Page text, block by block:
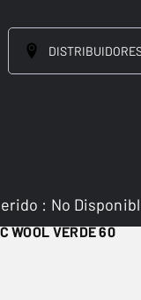
WOOL VERDE 60
: No